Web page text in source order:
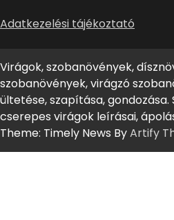
Adatkezelési tájékoztató
Virágok, szobanövények,
szobanövények, virágzó
ültetése, szapítása, gondozása.
cserepes virágok leírásai,
Theme: Timely News ByArtify